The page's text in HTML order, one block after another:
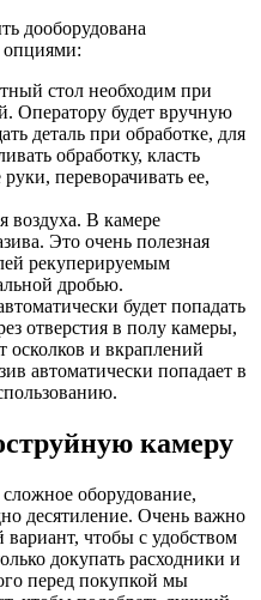
дооборудована
стол необходим при
Оператору будет вручную
деталь при обработке, для
обработку, класть
переворачивать ее,
воздуха. В камере
Это очень полезная
рекуперируемым
дробью.
будет попадать
отверстия в полу камеры,
осколков и вкраплений
автоматически попадает в
камеру
оборудование,
десятиление. Очень важно
чтобы с удобством
докупать расходники и
перед покупкой мы